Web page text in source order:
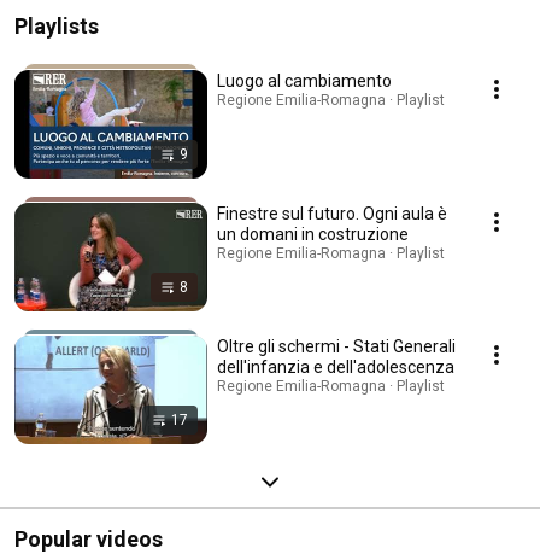
Playlists
9
Luogo al cambiamento
Regione Emilia-Romagna · Playlist
8
Finestre sul futuro. Ogni aula è
un domani in costruzione
Regione Emilia-Romagna · Playlist
17
Oltre gli schermi - Stati Generali
dell'infanzia e dell'adolescenza
Regione Emilia-Romagna · Playlist
Popular videos